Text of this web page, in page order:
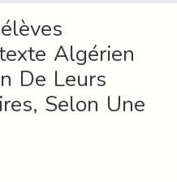
Algérien
De Leurs
Selon Une